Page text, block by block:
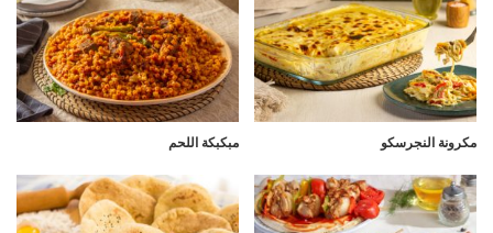
مكرونة النجرسكو مبكبكة اللحم